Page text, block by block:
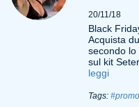
20/11/18
Black
Acquista
secondo lo
sul kit
leggi
Tags: #promo